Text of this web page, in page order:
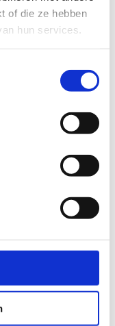
of die ze hebben
hun services.